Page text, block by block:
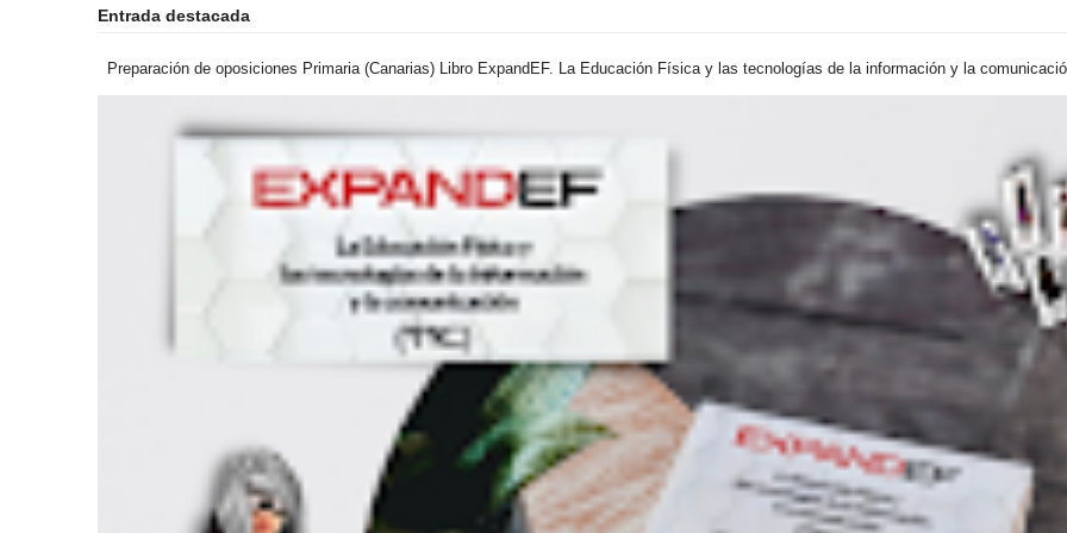
Entrada destacada
Preparación de oposiciones Primaria (Canarias) Libro ExpandEF. La Educación Física y las tecnologías de la información y la